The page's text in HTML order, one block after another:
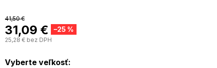
41,50 €
–25 %
31,09 €
25,28 € bez DPH
Vyberte veľkosť: